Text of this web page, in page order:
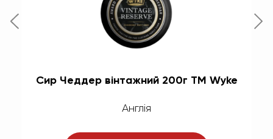
Сир Чеддер вінтажний 200г ТМ Wyke
Англія